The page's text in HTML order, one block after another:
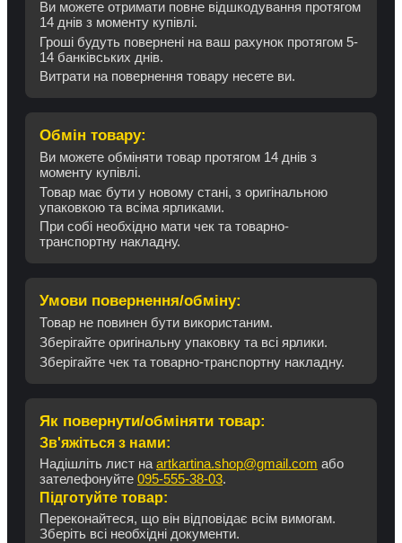
Ви можете отримати повне відшкодування протягом
14 днів з моменту купівлі.
Гроші будуть повернені на ваш рахунок протягом 5-
14 банківських днів.
Витрати на повернення товару несете ви.
Обмін товару:
Ви можете обміняти товар протягом 14 днів з
моменту купівлі.
Товар має бути у новому стані, з оригінальною
упаковкою та всіма ярликами.
При собі необхідно мати чек та товарно-
транспортну накладну.
Умови повернення/обміну:
Товар не повинен бути використаним.
Зберігайте оригінальну упаковку та всі ярлики.
Зберігайте чек та товарно-транспортну накладну.
Як повернути/обміняти товар:
Зв'яжіться з нами:
Надішліть лист на artkartina.shop@gmail.com або
зателефонуйте 095-555-38-03.
Підготуйте товар:
Переконайтеся, що він відповідає всім вимогам.
Зберіть всі необхідні документи.